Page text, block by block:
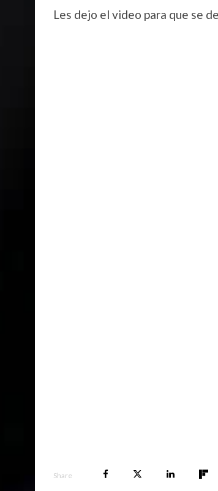
Les dejo el video para que se
Share